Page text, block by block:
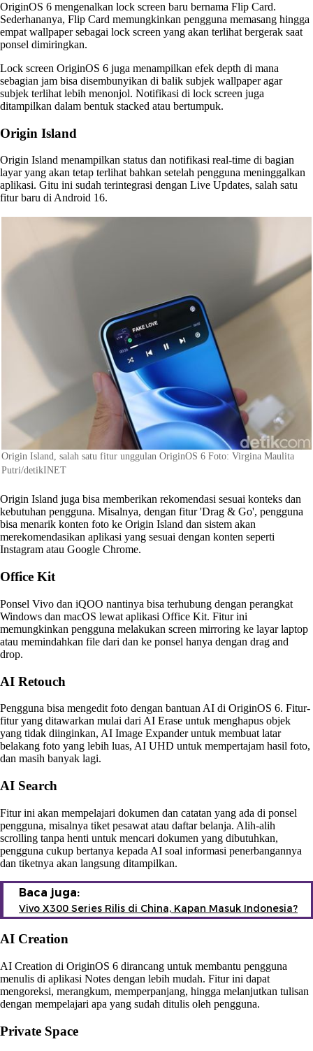
OriginOS 6 mengenalkan lock screen baru bernama Flip Card.
Sederhananya, Flip Card memungkinkan pengguna memasang hingga
empat wallpaper sebagai lock screen yang akan terlihat bergerak saat
ponsel dimiringkan.
Lock screen OriginOS 6 juga menampilkan efek depth di mana
sebagian jam bisa disembunyikan di balik subjek wallpaper agar
subjek terlihat lebih menonjol. Notifikasi di lock screen juga
ditampilkan dalam bentuk stacked atau bertumpuk.
Origin Island
Origin Island menampilkan status dan notifikasi real-time di bagian
layar yang akan tetap terlihat bahkan setelah pengguna meninggalkan
aplikasi. Gitu ini sudah terintegrasi dengan Live Updates, salah satu
fitur baru di Android 16.
Origin Island, salah satu fitur unggulan OriginOS 6 Foto: Virgina Maulita
Putri/detikINET
Origin Island juga bisa memberikan rekomendasi sesuai konteks dan
kebutuhan pengguna. Misalnya, dengan fitur 'Drag & Go', pengguna
bisa menarik konten foto ke Origin Island dan sistem akan
merekomendasikan aplikasi yang sesuai dengan konten seperti
Instagram atau Google Chrome.
Office Kit
Ponsel Vivo dan iQOO nantinya bisa terhubung dengan perangkat
Windows dan macOS lewat aplikasi Office Kit. Fitur ini
memungkinkan pengguna melakukan screen mirroring ke layar laptop
atau memindahkan file dari dan ke ponsel hanya dengan drag and
drop.
AI Retouch
Pengguna bisa mengedit foto dengan bantuan AI di OriginOS 6. Fitur-
fitur yang ditawarkan mulai dari AI Erase untuk menghapus objek
yang tidak diinginkan, AI Image Expander untuk membuat latar
belakang foto yang lebih luas, AI UHD untuk mempertajam hasil foto,
dan masih banyak lagi.
AI Search
Fitur ini akan mempelajari dokumen dan catatan yang ada di ponsel
pengguna, misalnya tiket pesawat atau daftar belanja. Alih-alih
scrolling tanpa henti untuk mencari dokumen yang dibutuhkan,
pengguna cukup bertanya kepada AI soal informasi penerbangannya
dan tiketnya akan langsung ditampilkan.
Baca juga:
Vivo X300 Series Rilis di China, Kapan Masuk Indonesia?
AI Creation
AI Creation di OriginOS 6 dirancang untuk membantu pengguna
menulis di aplikasi Notes dengan lebih mudah. Fitur ini dapat
mengoreksi, merangkum, memperpanjang, hingga melanjutkan tulisan
dengan mempelajari apa yang sudah ditulis oleh pengguna.
Private Space